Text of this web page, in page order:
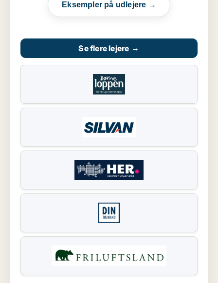
Eksempler på udlejere →
Se flere lejere →